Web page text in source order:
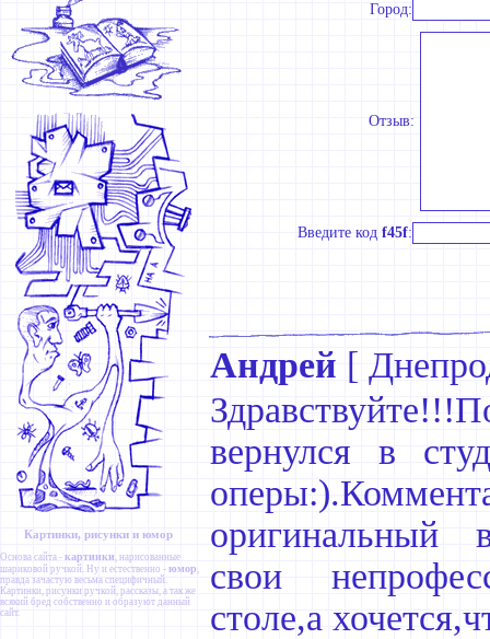
Картинки, рисунки и юмор
Основа сайта - картинки , нарисованные
шариковой ручкой. Ну и естественно - юмор ,
правда зачастую весьма специфичный.
Картинки, рисунки ручкой, рассказы, а так же
всякий бред собственно и образуют данный
сайт.
Город:
Отзыв:
Введите код f45f:
Андрей [
вернулся в
оригинальный
свои
столе,а